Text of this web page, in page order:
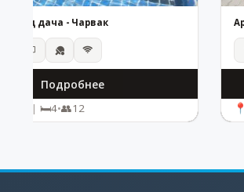
дача - Чарвак
Подробнее
| 4• 12